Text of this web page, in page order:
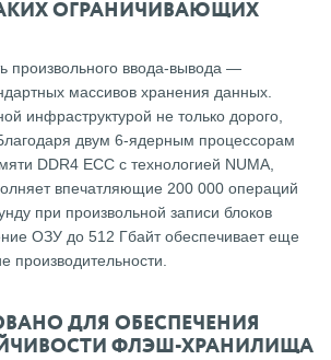
ОГРАНИЧИВАЮЩИХ
произвольного ввода-вывода —
массивов хранения данных.
инфраструктурой не только дорого,
двум 6-ядерным процессорам
DDR4 ECC с технологией NUMA,
впечатляющие 200 000 операций
при произвольной записи блоков
ОЗУ до 512 Гбайт обеспечивает еще
производительности.
ДЛЯ ОБЕСПЕЧЕНИЯ
ФЛЭШ-ХРАНИЛИЩА